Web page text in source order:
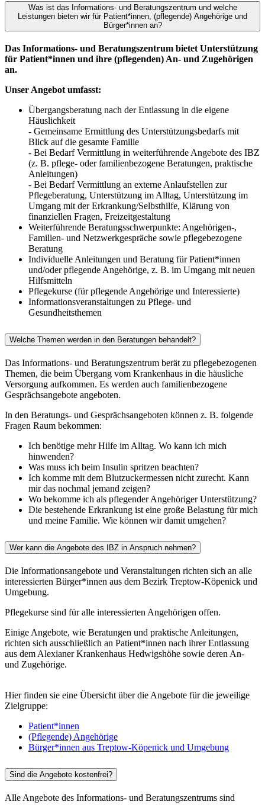
Was ist das Informations- und Beratungszentrum und welche
Leistungen bieten wir für Patient*innen, (pflegende) Angehörige und
Bürger*innen an?
Das Informations- und Beratungszentrum bietet Unterstützung
für Patient*innen und ihre (pflegenden) An- und Zugehörigen
an.
Unser Angebot umfasst:
Übergangsberatung nach der Entlassung in die eigene
Häuslichkeit
- Gemeinsame Ermittlung des Unterstützungsbedarfs mit
Blick auf die gesamte Familie
- Bei Bedarf Vermittlung in weiterführende Angebote des IBZ
(z. B. pflege- oder familienbezogene Beratungen, praktische
Anleitungen)
- Bei Bedarf Vermittlung an externe Anlaufstellen zur
Pflegeberatung, Unterstützung im Alltag, Unterstützung im
Umgang mit der Erkrankung/Selbsthilfe, Klärung von
finanziellen Fragen, Freizeitgestaltung
Weiterführende Beratungsschwerpunkte: Angehörigen-,
Familien- und Netzwerkgespräche sowie pflegebezogene
Beratung
Individuelle Anleitungen und Beratung für Patient*innen
und/oder pflegende Angehörige, z. B. im Umgang mit neuen
Hilfsmitteln
Pflegekurse (für pflegende Angehörige und Interessierte)
Informationsveranstaltungen zu Pflege- und
Gesundheitsthemen
Welche Themen werden in den Beratungen behandelt?
Das Informations- und Beratungszentrum berät zu pflegebezogenen
Themen, die beim Übergang vom Krankenhaus in die häusliche
Versorgung aufkommen. Es werden auch familienbezogene
Gesprächsangebote angeboten.
In den Beratungs- und Gesprächsangeboten können z. B. folgende
Fragen Raum bekommen:
Ich benötige mehr Hilfe im Alltag. Wo kann ich mich
hinwenden?
Was muss ich beim Insulin spritzen beachten?
Ich komme mit dem Blutzuckermessen nicht zurecht. Kann
mir das nochmal jemand zeigen?
Wo bekomme ich als pflegender Angehöriger Unterstützung?
Die bestehende Erkrankung ist eine große Belastung für mich
und meine Familie. Wie können wir damit umgehen?
Wer kann die Angebote des IBZ in Anspruch nehmen?
Die Informationsangebote und Veranstaltungen richten sich an alle
interessierten Bürger*innen aus dem Bezirk Treptow-Köpenick und
Umgebung.
Pflegekurse sind für alle interessierten Angehörigen offen.
Einige Angebote, wie Beratungen und praktische Anleitungen,
richten sich ausschließlich an Patient*innen nach ihrer Entlassung
aus dem Alexianer Krankenhaus Hedwigshöhe sowie deren An-
und Zugehörige.
Hier finden sie eine Übersicht über die Angebote für die jeweilige
Zielgruppe:
Patient*innen
(Pflegende) Angehörige
Bürger*innen aus Treptow-Köpenick und Umgebung
Sind die Angebote kostenfrei?
Alle Angebote des Informations- und Beratungszentrums sind